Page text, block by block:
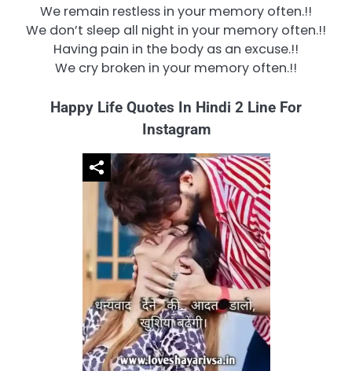
We remain restless in your memory often.!!
We don’t sleep all night in your memory often.!!
Having pain in the body as an excuse.!!
We cry broken in your memory often.!!
Happy Life Quotes In Hindi 2 Line For
Instagram